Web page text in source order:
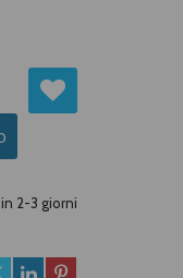
2-3 giorni